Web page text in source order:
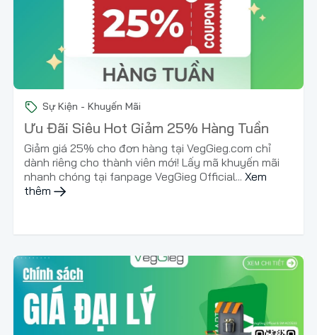
Sự Kiện - Khuyến Mãi
Ưu Đãi Siêu Hot Giảm 25% Hàng Tuần
Giảm giá 25% cho đơn hàng tại VegGieg.com chỉ
dành riêng cho thành viên mới! Lấy mã khuyến mãi
nhanh chóng tại fanpage VegGieg Official... Xem
thêm